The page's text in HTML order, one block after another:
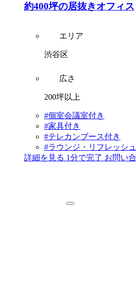
約400坪の居抜きオフィス
エリア
渋谷区
広さ
200坪以上
#個室会議室付き
#家具付き
#テレカンブース付き
#ラウンジ・リフレッシ
詳細を見る 1分で完了 お問い